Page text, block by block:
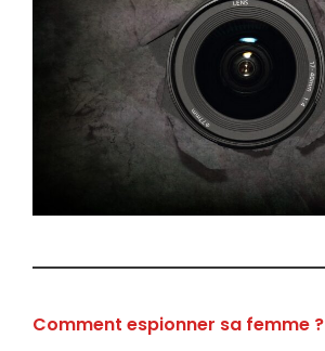
Comment espionner sa femme ?